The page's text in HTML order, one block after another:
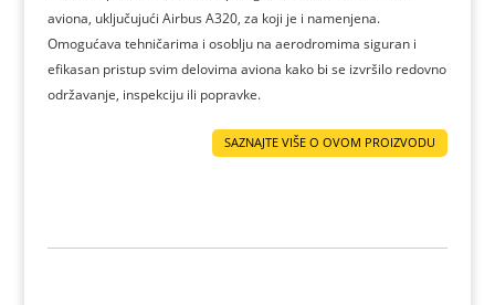
aviona, uključujući Airbus A320, za koji je i namenjena.
Omogućava tehničarima i osoblju na aerodromima siguran i
efikasan pristup svim delovima aviona kako bi se izvršilo redovno
održavanje, inspekciju ili popravke.
SAZNAJTE VIŠE O OVOM PROIZVODU